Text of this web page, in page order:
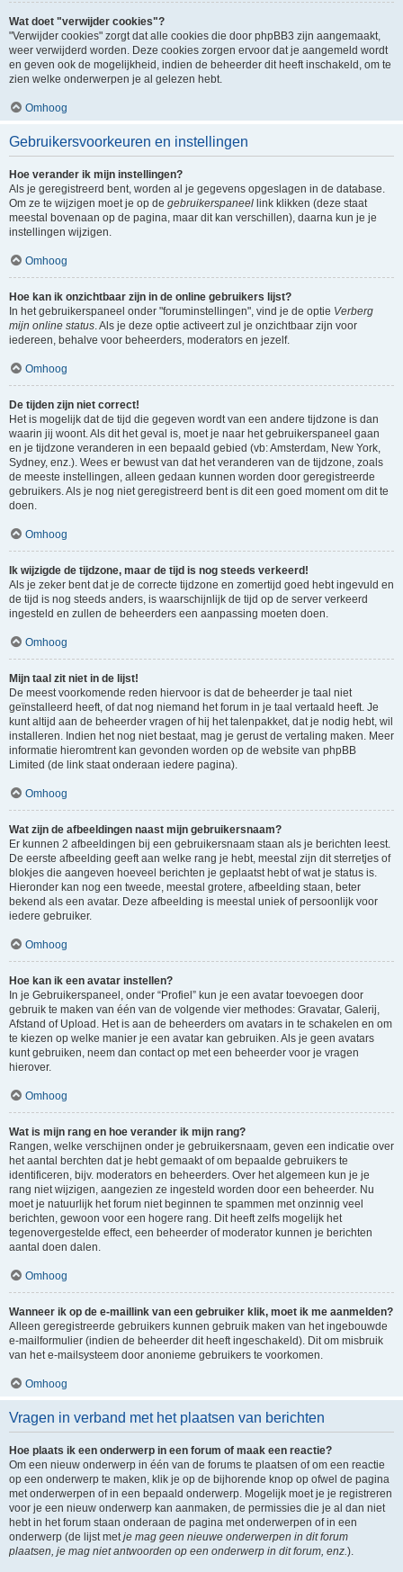
Wat doet "verwijder cookies"?
"Verwijder cookies" zorgt dat alle cookies die door phpBB3 zijn aangemaakt,
weer verwijderd worden. Deze cookies zorgen ervoor dat je aangemeld wordt
en geven ook de mogelijkheid, indien de beheerder dit heeft inschakeld, om te
zien welke onderwerpen je al gelezen hebt.
Omhoog
Gebruikersvoorkeuren en instellingen
Hoe verander ik mijn instellingen?
Als je geregistreerd bent, worden al je gegevens opgeslagen in de database.
Om ze te wijzigen moet je op de gebruikerspaneel link klikken (deze staat
meestal bovenaan op de pagina, maar dit kan verschillen), daarna kun je je
instellingen wijzigen.
Omhoog
Hoe kan ik onzichtbaar zijn in de online gebruikers lijst?
In het gebruikerspaneel onder "foruminstellingen", vind je de optie Verberg
mijn online status . Als je deze optie activeert zul je onzichtbaar zijn voor
iedereen, behalve voor beheerders, moderators en jezelf.
Omhoog
De tijden zijn niet correct!
Het is mogelijk dat de tijd die gegeven wordt van een andere tijdzone is dan
waarin jij woont. Als dit het geval is, moet je naar het gebruikerspaneel gaan
en je tijdzone veranderen in een bepaald gebied (vb: Amsterdam, New York,
Sydney, enz.). Wees er bewust van dat het veranderen van de tijdzone, zoals
de meeste instellingen, alleen gedaan kunnen worden door geregistreerde
gebruikers. Als je nog niet geregistreerd bent is dit een goed moment om dit te
doen.
Omhoog
Ik wijzigde de tijdzone, maar de tijd is nog steeds verkeerd!
Als je zeker bent dat je de correcte tijdzone en zomertijd goed hebt ingevuld en
de tijd is nog steeds anders, is waarschijnlijk de tijd op de server verkeerd
ingesteld en zullen de beheerders een aanpassing moeten doen.
Omhoog
Mijn taal zit niet in de lijst!
De meest voorkomende reden hiervoor is dat de beheerder je taal niet
geïnstalleerd heeft, of dat nog niemand het forum in je taal vertaald heeft. Je
kunt altijd aan de beheerder vragen of hij het talenpakket, dat je nodig hebt, wil
installeren. Indien het nog niet bestaat, mag je gerust de vertaling maken. Meer
informatie hieromtrent kan gevonden worden op de website van phpBB
Limited (de link staat onderaan iedere pagina).
Omhoog
Wat zijn de afbeeldingen naast mijn gebruikersnaam?
Er kunnen 2 afbeeldingen bij een gebruikersnaam staan als je berichten leest.
De eerste afbeelding geeft aan welke rang je hebt, meestal zijn dit sterretjes of
blokjes die aangeven hoeveel berichten je geplaatst hebt of wat je status is.
Hieronder kan nog een tweede, meestal grotere, afbeelding staan, beter
bekend als een avatar. Deze afbeelding is meestal uniek of persoonlijk voor
iedere gebruiker.
Omhoog
Hoe kan ik een avatar instellen?
In je Gebruikerspaneel, onder “Profiel” kun je een avatar toevoegen door
gebruik te maken van één van de volgende vier methodes: Gravatar, Galerij,
Afstand of Upload. Het is aan de beheerders om avatars in te schakelen en om
te kiezen op welke manier je een avatar kan gebruiken. Als je geen avatars
kunt gebruiken, neem dan contact op met een beheerder voor je vragen
hierover.
Omhoog
Wat is mijn rang en hoe verander ik mijn rang?
Rangen, welke verschijnen onder je gebruikersnaam, geven een indicatie over
het aantal berchten dat je hebt gemaakt of om bepaalde gebruikers te
identificeren, bijv. moderators en beheerders. Over het algemeen kun je je
rang niet wijzigen, aangezien ze ingesteld worden door een beheerder. Nu
moet je natuurlijk het forum niet beginnen te spammen met onzinnig veel
berichten, gewoon voor een hogere rang. Dit heeft zelfs mogelijk het
tegenovergestelde effect, een beheerder of moderator kunnen je berichten
aantal doen dalen.
Omhoog
Wanneer ik op de e-maillink van een gebruiker klik, moet ik me aanmelden?
Alleen geregistreerde gebruikers kunnen gebruik maken van het ingebouwde
e-mailformulier (indien de beheerder dit heeft ingeschakeld). Dit om misbruik
van het e-mailsysteem door anonieme gebruikers te voorkomen.
Omhoog
Vragen in verband met het plaatsen van berichten
Hoe plaats ik een onderwerp in een forum of maak een reactie?
Om een nieuw onderwerp in één van de forums te plaatsen of om een reactie
op een onderwerp te maken, klik je op de bijhorende knop op ofwel de pagina
met onderwerpen of in een bepaald onderwerp. Mogelijk moet je je registreren
voor je een nieuw onderwerp kan aanmaken, de permissies die je al dan niet
hebt in het forum staan onderaan de pagina met onderwerpen of in een
onderwerp (de lijst met je mag geen nieuwe onderwerpen in dit forum
plaatsen, je mag niet antwoorden op een onderwerp in dit forum, enz. ).